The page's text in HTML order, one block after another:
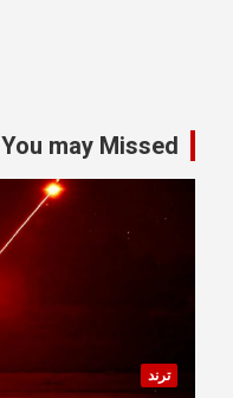
You may Missed
ترند